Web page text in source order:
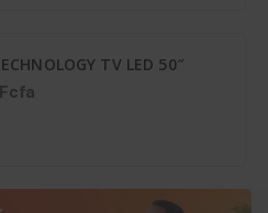
TV LED 50″
– HDMI – FHD – 3D –
–